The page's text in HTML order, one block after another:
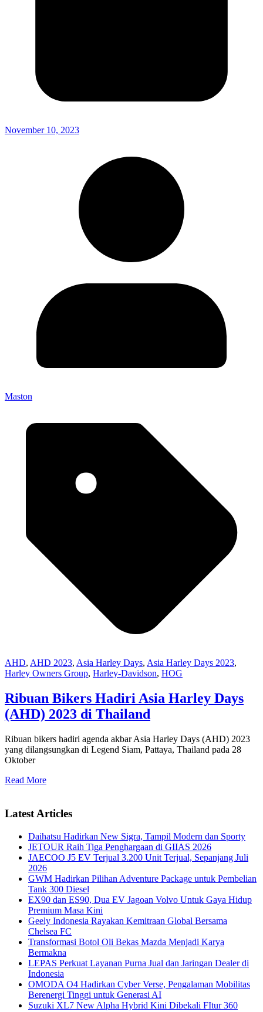
November 10, 2023
Maston
AHD, AHD 2023, Asia Harley Days, Asia Harley Days 2023,
Harley Owners Group, Harley-Davidson, HOG
Ribuan Bikers Hadiri Asia Harley Days
(AHD) 2023 di Thailand
Ribuan bikers hadiri agenda akbar Asia Harley Days (AHD) 2023
yang dilangsungkan di Legend Siam, Pattaya, Thailand pada 28
Oktober
Read More
Latest Articles
Daihatsu Hadirkan New Sigra, Tampil Modern dan Sporty
JETOUR Raih Tiga Penghargaan di GIIAS 2026
JAECOO J5 EV Terjual 3.200 Unit Terjual, Sepanjang Juli
2026
GWM Hadirkan Pilihan Adventure Package untuk Pembelian
Tank 300 Diesel
EX90 dan ES90, Dua EV Jagoan Volvo Untuk Gaya Hidup
Premium Masa Kini
Geely Indonesia Rayakan Kemitraan Global Bersama
Chelsea FC
Transformasi Botol Oli Bekas Mazda Menjadi Karya
Bermakna
LEPAS Perkuat Layanan Purna Jual dan Jaringan Dealer di
Indonesia
OMODA O4 Hadirkan Cyber Verse, Pengalaman Mobilitas
Berenergi Tinggi untuk Generasi AI
Suzuki XL7 New Alpha Hybrid Kini Dibekali FItur 360